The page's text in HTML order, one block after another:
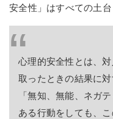
安全性」はすべての土
心理的安全性とは、
取ったときの結果に
「無知、無能、ネガ
ある行動をしても、